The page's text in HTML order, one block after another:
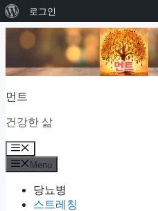
드
레
스
소
개
로그인
Skip
먼트
건강한 삶
Menu
Menu
당뇨병
스트레칭